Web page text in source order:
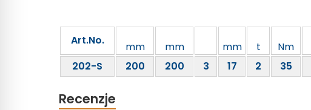
Art.No. mm mm mm t Nm
202-S
200 200 3 17 2 35
Recenzje